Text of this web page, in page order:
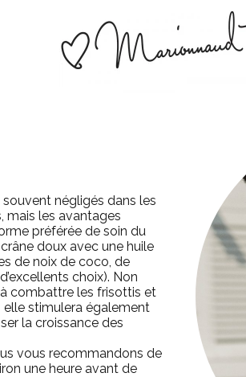
négligés dans les
mais les avantages
préférée de soin du
doux avec une huile
de noix de coco, de
choix). Non
combattre les frisottis et
stimulera également
la croissance des
vous recommandons de
une heure avant de